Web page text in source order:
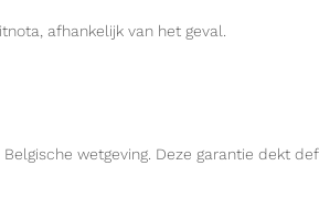
afhankelijk van het geval.
wetgeving. Deze garantie dekt